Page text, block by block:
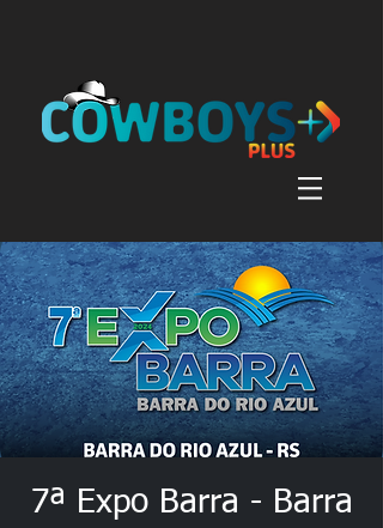
7ª Expo Barra - Barra